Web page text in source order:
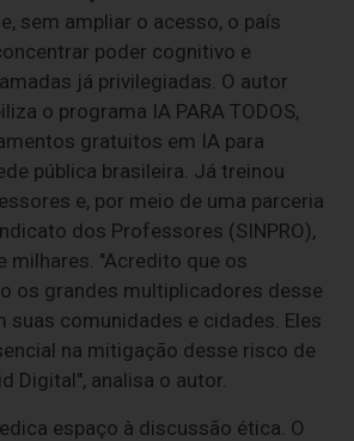
sem ampliar o acesso, o país
poder cognitivo e
já privilegiadas. O autor
o programa IA PARA TODOS,
gratuitos em IA para
pública brasileira. Já treinou
e, por meio de uma parceria
dos Professores (SINPRO),
milhares. "Acredito que os
os grandes multiplicadores desse
suas comunidades e cidades. Eles
na mitigação desse risco de
Digital", analisa o autor.
espaço à discussão ética. O